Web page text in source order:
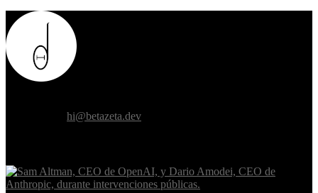
hi@betazeta.dev